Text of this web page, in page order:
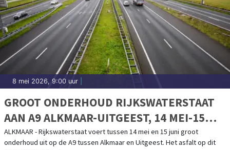
8 mei 2026, 9:00 uur
GROOT ONDERHOUD RIJKSWATERSTAAT
AAN A9 ALKMAAR-UITGEEST, 14 MEI-15
JUNI 2026
ALKMAAR - Rijkswaterstaat voert tussen 14 mei en 15 juni groot
onderhoud uit op de A9 tussen Alkmaar en Uitgeest. Het asfalt op dit